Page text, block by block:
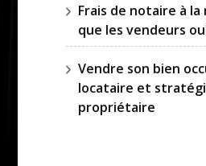
Frais de notaire à
que les vendeurs
Vendre son bien
locataire et
propriétaire